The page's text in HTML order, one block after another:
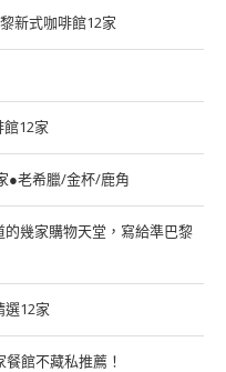
新式咖啡館12家
12家
●老希臘/金杯/鹿角
幾家購物天堂，寫給準巴黎
選12家
館不藏私推薦！